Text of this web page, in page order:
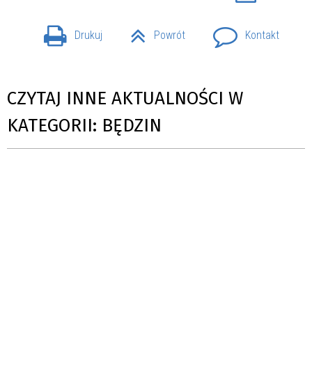
Drukuj Powrót Kontakt
CZYTAJ INNE AKTUALNOŚCI W
KATEGORII: BĘDZIN